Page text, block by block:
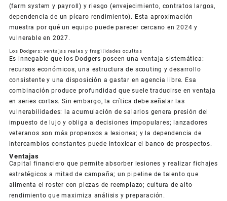
(farm system y payroll) y riesgo (envejecimiento, contratos largos,
dependencia de un pícaro rendimiento). Esta aproximación
muestra por qué un equipo puede parecer cercano en 2024 y
vulnerable en 2027.
Los Dodgers: ventajas reales y fragilidades ocultas
Es innegable que los Dodgers poseen una ventaja sistemática:
recursos económicos, una estructura de scouting y desarrollo
consistente y una disposición a gastar en agencia libre. Esa
combinación produce profundidad que suele traducirse en ventaja
en series cortas. Sin embargo, la crítica debe señalar las
vulnerabilidades: la acumulación de salarios genera presión del
impuesto de lujo y obliga a decisiones impopulares; lanzadores
veteranos son más propensos a lesiones; y la dependencia de
intercambios constantes puede intoxicar el banco de prospectos.
Ventajas
Capital financiero que permite absorber lesiones y realizar fichajes
estratégicos a mitad de campaña; un pipeline de talento que
alimenta el roster con piezas de reemplazo; cultura de alto
rendimiento que maximiza análisis y preparación.